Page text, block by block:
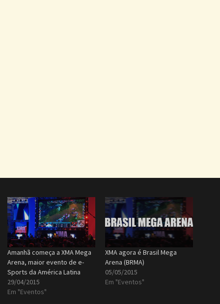
Amanhã começa a XMA Mega
Arena, maior evento de e-
Sports da América Latina
29/04/2015
Em "Eventos"
XMA agora é Brasil Mega
Arena (BRMA)
05/05/2015
Em "Eventos"